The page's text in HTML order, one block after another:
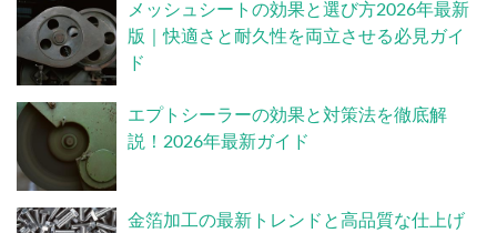
メッシュシートの効果と選び方2026年最新
版｜快適さと耐久性を両立させる必見ガイ
ド
エプトシーラーの効果と対策法を徹底解
説！2026年最新ガイド
金箔加工の最新トレンドと高品質な仕上げ